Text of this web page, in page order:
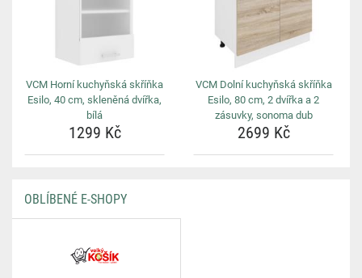
VCM Horní kuchyňská skříňka
Esilo, 40 cm, skleněná dvířka,
bílá
1299 Kč
VCM Dolní kuchyňská skříňka
Esilo, 80 cm, 2 dvířka a 2
zásuvky, sonoma dub
2699 Kč
OBLÍBENÉ E-SHOPY